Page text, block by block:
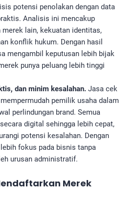
potensi penolakan dengan data
Analisis ini mencakup
merek lain, kekuatan identitas,
konflik hukum. Dengan hasil
mengambil keputusan lebih bijak
punya peluang lebih tinggi
dan minim kesalahan.Jasa cek
pemilik usaha dalam
perlindungan brand. Semua
digital sehingga lebih cepat,
potensi kesalahan. Dengan
fokus pada bisnis tanpa
urusan administratif.
Merek